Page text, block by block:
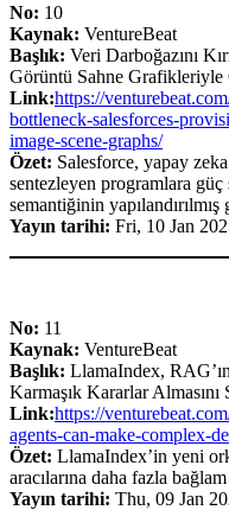
No: 10
Kaynak: VentureBeat
Başlık: Veri Darboğazını
Görüntü Sahne
Link:https://
bottleneck-salesforces-
image-scene-graphs/
Özet: Salesforce, yapay
sentezleyen programlara
semantiğinin
Yayın tarihi: Fri, 10 Jan
No: 11
Kaynak: VentureBeat
Başlık: LlamaIndex,
Karmaşık Kararlar Almasını
Link:https://
agents-can-make-complex-
Özet: LlamaIndex’in yeni
aracılarına daha fazla
Yayın tarihi: Thu, 09 Jan